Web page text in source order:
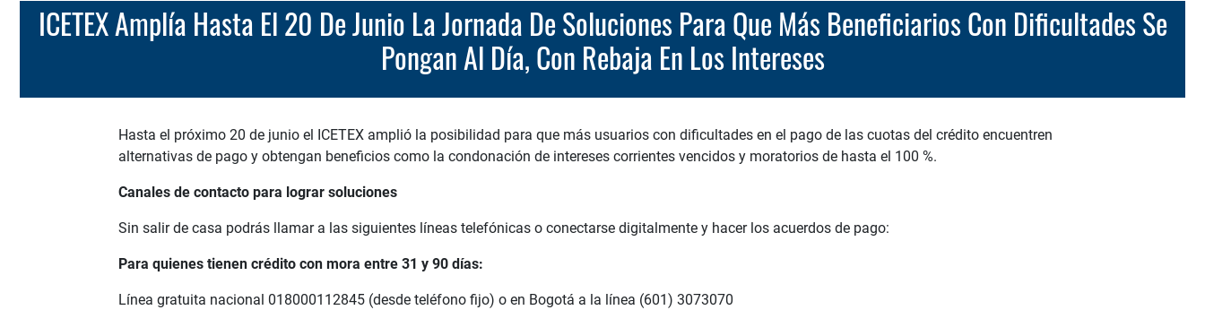
ICETEX Amplía Hasta El 20 De Junio La Jornada De Soluciones Para Que Más Beneficiarios Con Dificultades Se
Pongan Al Día, Con Rebaja En Los Intereses
Hasta el próximo 20 de junio el ICETEX amplió la posibilidad para que más usuarios con dificultades en el pago de las cuotas del crédito encuentren
alternativas de pago y obtengan beneficios como la condonación de intereses corrientes vencidos y moratorios de hasta el 100 %.
Canales de contacto para lograr soluciones
Sin salir de casa podrás llamar a las siguientes líneas telefónicas o conectarse digitalmente y hacer los acuerdos de pago:
Para quienes tienen crédito con mora entre 31 y 90 días:
Línea gratuita nacional 018000112845 (desde teléfono fijo) o en Bogotá a la línea (601) 3073070